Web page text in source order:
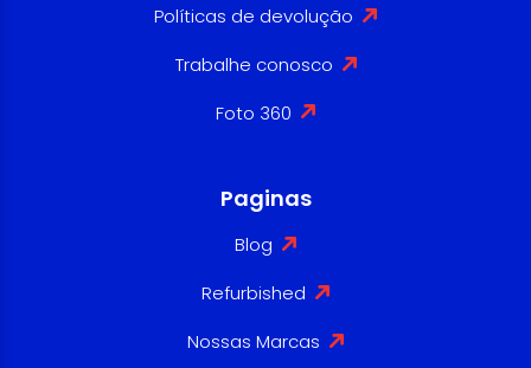
Políticas de devolução
Trabalhe conosco
Foto 360
Paginas
Blog
Refurbished
Nossas Marcas